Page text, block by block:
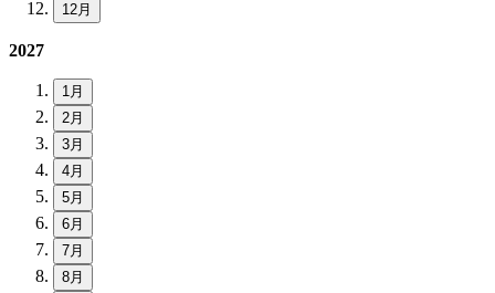
12月
2027
1月
2月
3月
4月
5月
6月
7月
8月